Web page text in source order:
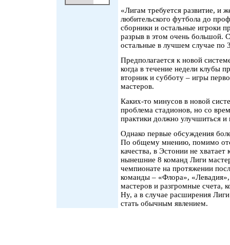
«Лигам требуется развитие, и
любительского футбола до
сборники и остальные игроки
разрыв в этом очень большой.
остальные в лучшем случае
Предполагается к новой
когда в течение недели клубы
вторник и субботу – игры
мастеров.
Каких-то минусов в новой
проблема стадионов, но со
практики должно улучшиться и
Однако первые обсуждения
По общему мнению, помимо
качества, в Эстонии не
нынешние 8 команд Лиги
чемпионате на протяжении
команды – «Флора»,
мастеров и разгромные счета,
Ну, а в случае расширения
стать обычным явлением.